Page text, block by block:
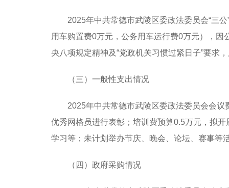
2025年中共常德市武陵区委政法委员会“三
用车购置费0万元，公务用车运行费0万元），因
央八项规定精神及“党政机关习惯过紧日子”要求
（三）一般性支出情况
2025年中共常德市武陵区委政法委员会会议
优秀网格员进行表彰 ；培训费预算0.5万元，拟开
学习等 ；未计划举办节庆、晚会、论坛、赛事等
（四）政府采购情况